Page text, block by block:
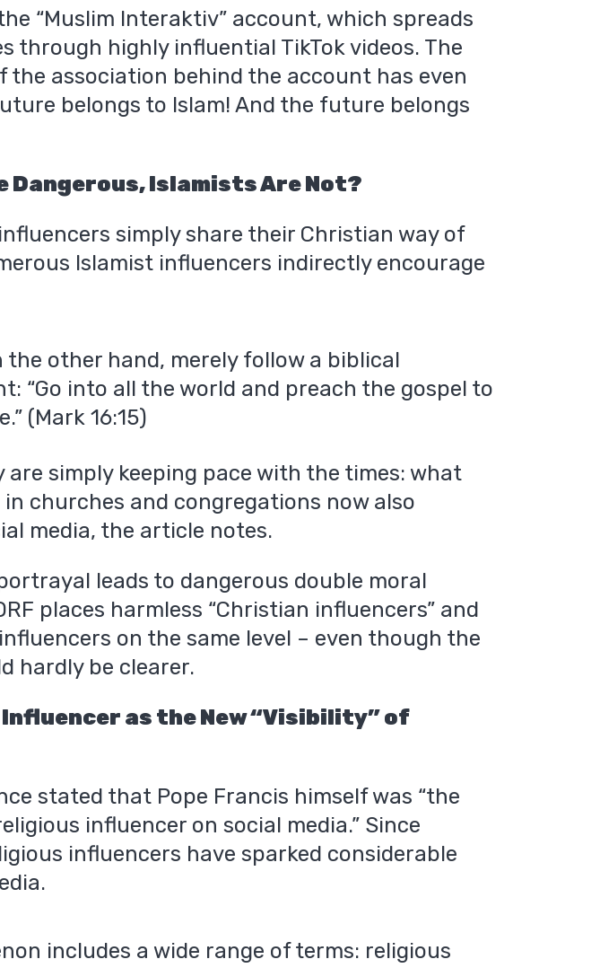
“Muslim Interaktiv” account, which spreads
through highly influential TikTok videos. The
the association behind the account has even
belongs to Islam! And the future belongs
Dangerous, Islamists Are Not?
simply share their Christian way of
Islamist influencers indirectly encourage
the other hand, merely follow a biblical
“Go into all the world and preach the gospel to
(Mark 16:15)
are simply keeping pace with the times: what
churches and congregations now also
media, the article notes.
leads to dangerous double moral
places harmless “Christian influencers” and
on the same level – even though the
hardly be clearer.
as the New “Visibility” of
stated that Pope Francis himself was “the
influencer on social media.” Since
influencers have sparked considerable
includes a wide range of terms: religious